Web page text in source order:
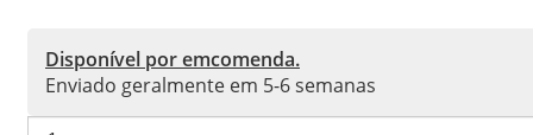
Disponível por emcomenda.
Enviado geralmente em 5-6 semanas